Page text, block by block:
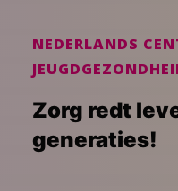
NEDERLANDS
Zorg redt
generaties!